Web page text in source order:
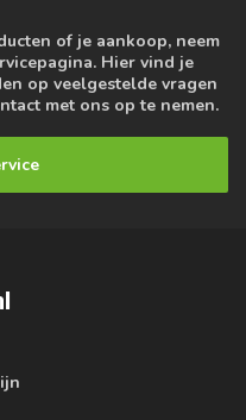
of je aankoop, neem
Hier vind je
op veelgestelde vragen
met ons op te nemen.